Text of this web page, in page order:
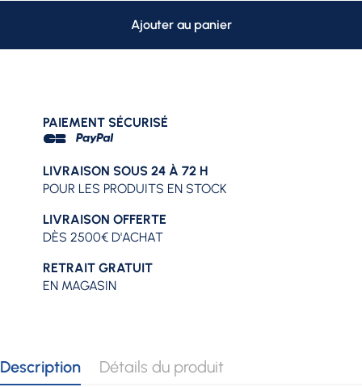
Ajouter au panier
PAIEMENT SÉCURISÉ
LIVRAISON SOUS 24 À 72 H
POUR LES PRODUITS EN STOCK
LIVRAISON OFFERTE
DÈS 2500€ D'ACHAT
RETRAIT GRATUIT
EN MAGASIN
Description Détails du produit